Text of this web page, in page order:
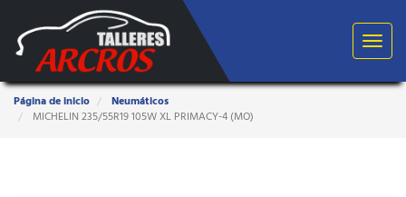
Toggle
Estas
aquí:
Página de inicio
Neumáticos
MICHELIN 235/55R19 105W XL PRIMACY-4 (MO)